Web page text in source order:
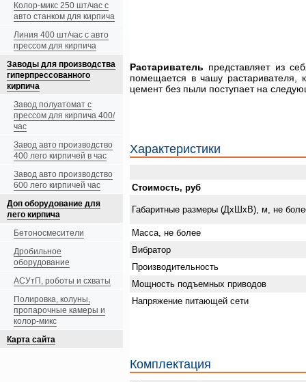
Колор-микс 250 шт/час с
авто станком для кирпича
Линия 400 шт/час с авто
прессом для кирпича
Заводы для производства
гиперпрессованного
кирпича
Завод полуатомат с
прессом для кирпича 400/
час
Завод авто производство
400 лего кирпичей в час
Завод авто производство
600 лего кирпичей час
Доп оборудование для
лего кирпича
Бетоносмесители
Дробильное
оборудование
АСУтП, роботы и схваты
Полировка, колуны,
пропарочные камеры и
колор-микс
Карта сайта
Растариватель представляет из
помещается в чашу растаривателя,
цемент без пыли поступает на
Характеристики
Стоимость, руб
Габаритные размеры (ДхШхВ), м, не
Масса, не более
Вибратор
Производительность
Мощность подъемных приводов
Напряжение питающей сети
Комплектация